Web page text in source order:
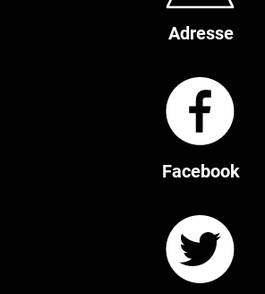
Adresse
Facebook